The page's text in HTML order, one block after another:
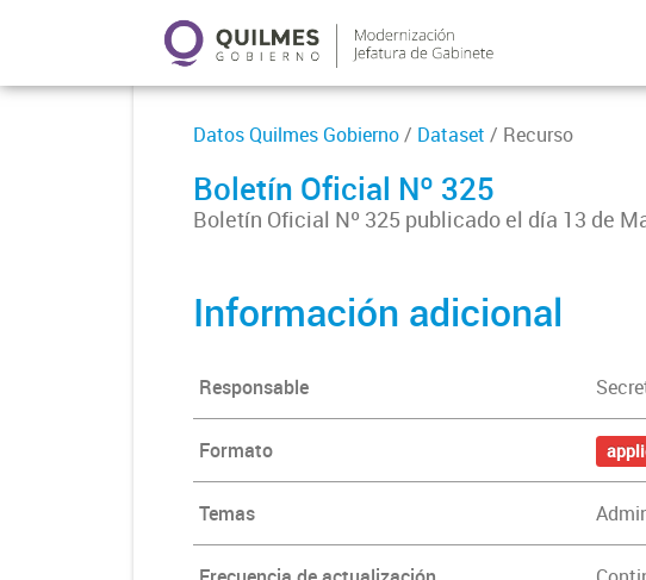
Datos Quilmes Gobierno/ Dataset / Recurso
Boletín Oficial Nº 325
Boletín Oficial Nº 325 publicado el día 13 de
Información adicional
Responsable
Formato
Temas